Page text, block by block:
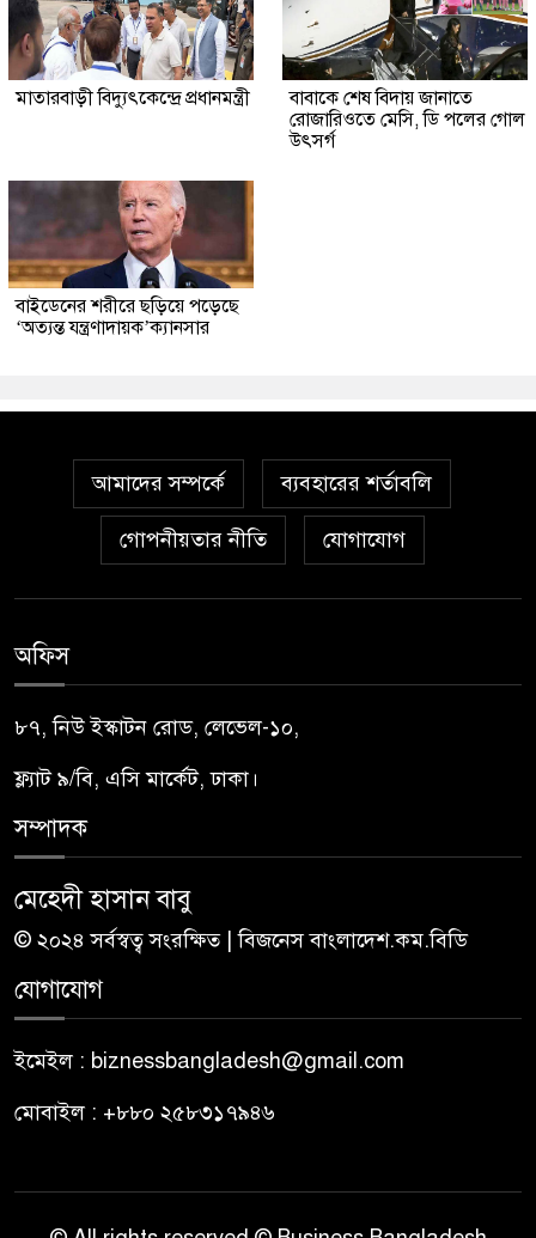
মাতারবাড়ী বিদ্যুৎকেন্দ্রে প্রধানমন্ত্রী
বাবাকে শেষ বিদায় জানাতে
রোজারিওতে মেসি, ডি পলের গোল
উৎসর্গ
বাইডেনের শরীরে ছড়িয়ে পড়েছে
‘অত্যন্ত যন্ত্রণাদায়ক’ক্যানসার
আমাদের সম্পর্কে ব্যবহারের শর্তাবলি
গোপনীয়তার নীতি যোগাযোগ
অফিস
৮৭, নিউ ইস্কাটন রোড, লেভেল-১০,
ফ্ল্যাট ৯/বি, এসি মার্কেট, ঢাকা।
সম্পাদক
মেহেদী হাসান বাবু
© ২০২৪ সর্বস্বত্ব সংরক্ষিত | বিজনেস বাংলাদেশ.কম.বিডি
যোগাযোগ
ইমেইল : biznessbangladesh@gmail.com
মোবাইল : +৮৮০ ২৫৮৩১৭৯৪৬